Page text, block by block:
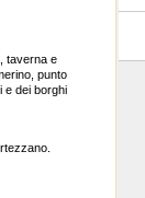
taverna e
punto
e dei borghi